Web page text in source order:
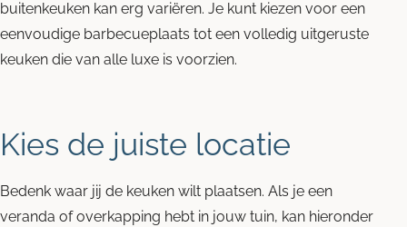
buitenkeuken kan erg variëren. Je kunt kiezen voor een
eenvoudige barbecueplaats tot een volledig uitgeruste
keuken die van alle luxe is voorzien.
Kies de juiste locatie
Bedenk waar jij de keuken wilt plaatsen. Als je een
veranda of overkapping hebt in jouw tuin, kan hieronder